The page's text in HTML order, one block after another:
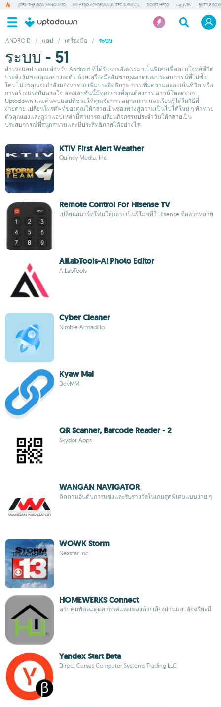
ARES: THE IRON VANGUARD MY HERO ACADEMIA UNITED SURVIVAL TICKET HERO แอป VPN BATTLE
ANDROID / แอป / เครื่องมือ / ระบบ
ระบบ - 51
สำรวจแอป ระบบ สำหรับ Android ที่ได้รับการคัดสรรมาเป็นพิเศษเพื่อตอบโจทย์ชีวิต
ประจำวันของคุณอย่างลงตัว ด้วยเครื่องมืออันชาญฉลาดและประสบการณ์ที่ไม่ซ้ำ
ใคร ไม่ว่าคุณจะกำลังมองหาช่วยเพิ่มประสิทธิภาพ การเพิ่มความสะดวกในชีวิต หรือ
การสร้างแรงบันดาลใจ คอลเลกชันนี้มีทุกอย่างที่คุณต้องการ ดาวน์โหลดจาก
Uptodown และค้นพบแอปที่ช่วยให้คุณจัดการ สนุกสนาน และเรียนรู้ได้ในวิธีที่
ง่ายดาย เปลี่ยนโทรศัพท์ของคุณให้กลายเป็นช่องทางสู่ความเป็นไปได้ใหม่ ๆ ท้าทาย
ตัวคุณเองและดูว่าแอปเหล่านี้สามารถเปลี่ยนกิจกรรมประจำวันให้กลายเป็น
ประสบการณ์ที่สนุกสนานและมีประสิทธิภาพได้อย่างไร
KTIV First Alert Weather
Quincy Media, Inc.
Remote Control For Hisense TV
เปลี่ยนสมาร์ทโฟนให้กลายเป็นรีโมททีวี Hisense ที่หลากหลาย
AILabTools-AI Photo Editor
AILabTools
Cyber Cleaner
Nimble Armadillo
Kyaw Mal
DevMM
QR Scanner, Barcode Reader - 2
Skydot Apps
WANGAN NAVIGATOR
ติดตามอันดับการแข่งและรับรางวัลในเกมสุดพิเศษแบบง่าย ๆ
WOWK Storm
Nexstar Inc.
HOMEWERKS Connect
ควบคุมพัดลมดูดอากาศและเพลงด้วยเสียงผ่านแอปอัจฉริยะนี้
Yandex Start Beta
Direct Cursus Computer Systems Trading LLC